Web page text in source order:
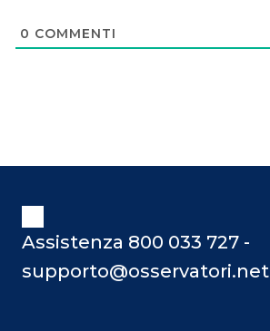
0 COMMENTI
Assistenza 800 033 727 -
supporto@osservatori.net